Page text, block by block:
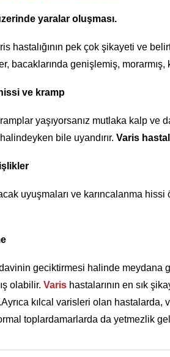
yaralar oluşması.
hastalığının pek çok şikayeti ve
bacaklarında genişlemiş, morarmış,
ve kramp
yaşıyorsanız mutlaka kalp
bile uyandırır. Varis
uyuşmaları ve karıncalanma
geciktirmesi halinde
olabilir. Varis hastalarının en sık
kılcal varisleri olan
toplardamarlarda da yetmezlik